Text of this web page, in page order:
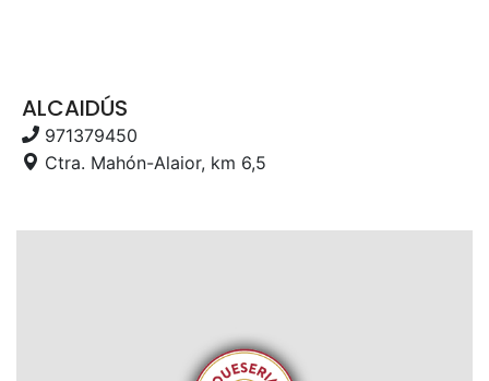
ALCAIDÚS
971379450
Ctra. Mahón-Alaior, km 6,5